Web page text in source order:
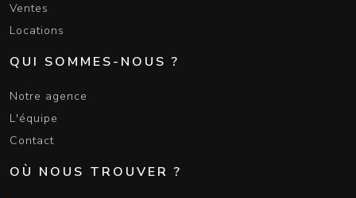
Ventes
Locations
QUI SOMMES-NOUS ?
Notre agence
L'équipe
Contact
OÙ NOUS TROUVER ?